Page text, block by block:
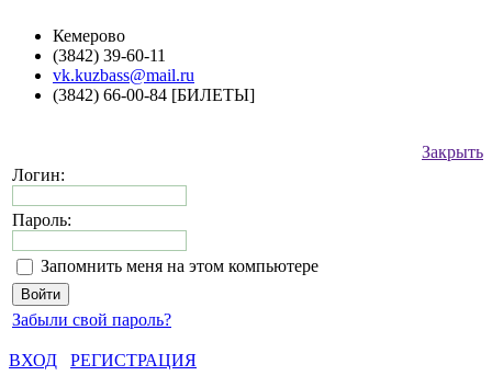
Кемерово
(3842) 39-60-11
vk.kuzbass@mail.ru
(3842) 66-00-84 [БИЛЕТЫ]
Закрыть
Логин:
Пароль:
Запомнить меня на этом компьютере
Забыли свой пароль?
ВХОД
РЕГИСТРАЦИЯ